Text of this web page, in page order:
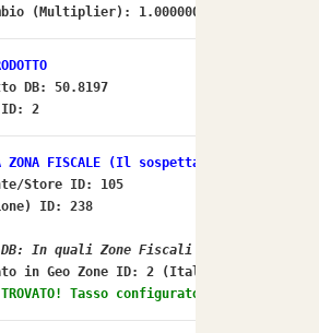
(Multiplier): 1.00000000
DB: 50.8197
ID: 2
ZONA FISCALE (Il sospettato per NO IVA)
Store ID: 105
ID: 238
In quali Zone Fiscali rientra il Paese
in Geo Zone ID: 2 (Italia)
TROVATO! Tasso configurato: 22.0000%